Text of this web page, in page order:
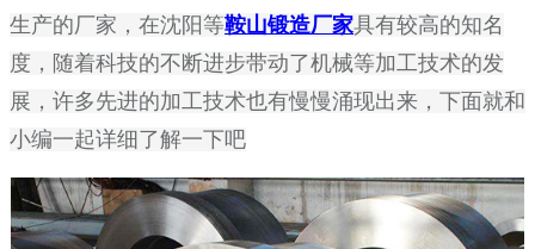
生产的厂家，在沈阳等鞍山锻造厂家具有较高的知名
度，随着科技的不断进步带动了机械等加工技术的发
展，许多先进的加工技术也有慢慢涌现出来，下面就和
小编一起详细了解一下吧